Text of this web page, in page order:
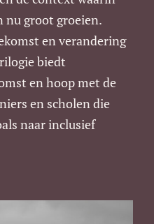
nu groot groeien.
en verandering
biedt
en hoop met de
en scholen die
naar inclusief